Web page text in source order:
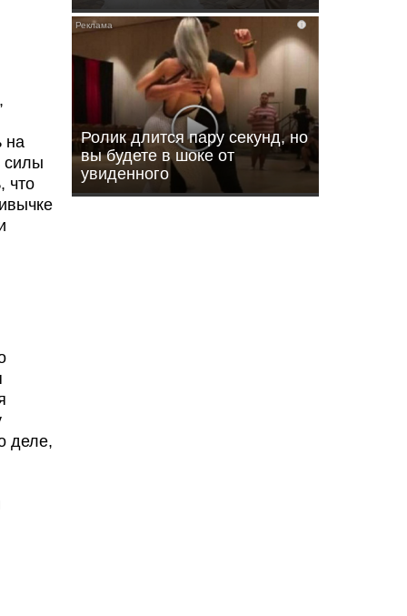
на
силы
что
деле,
i
Ролик длится пару секунд, но
вы будете в шоке от
увиденного